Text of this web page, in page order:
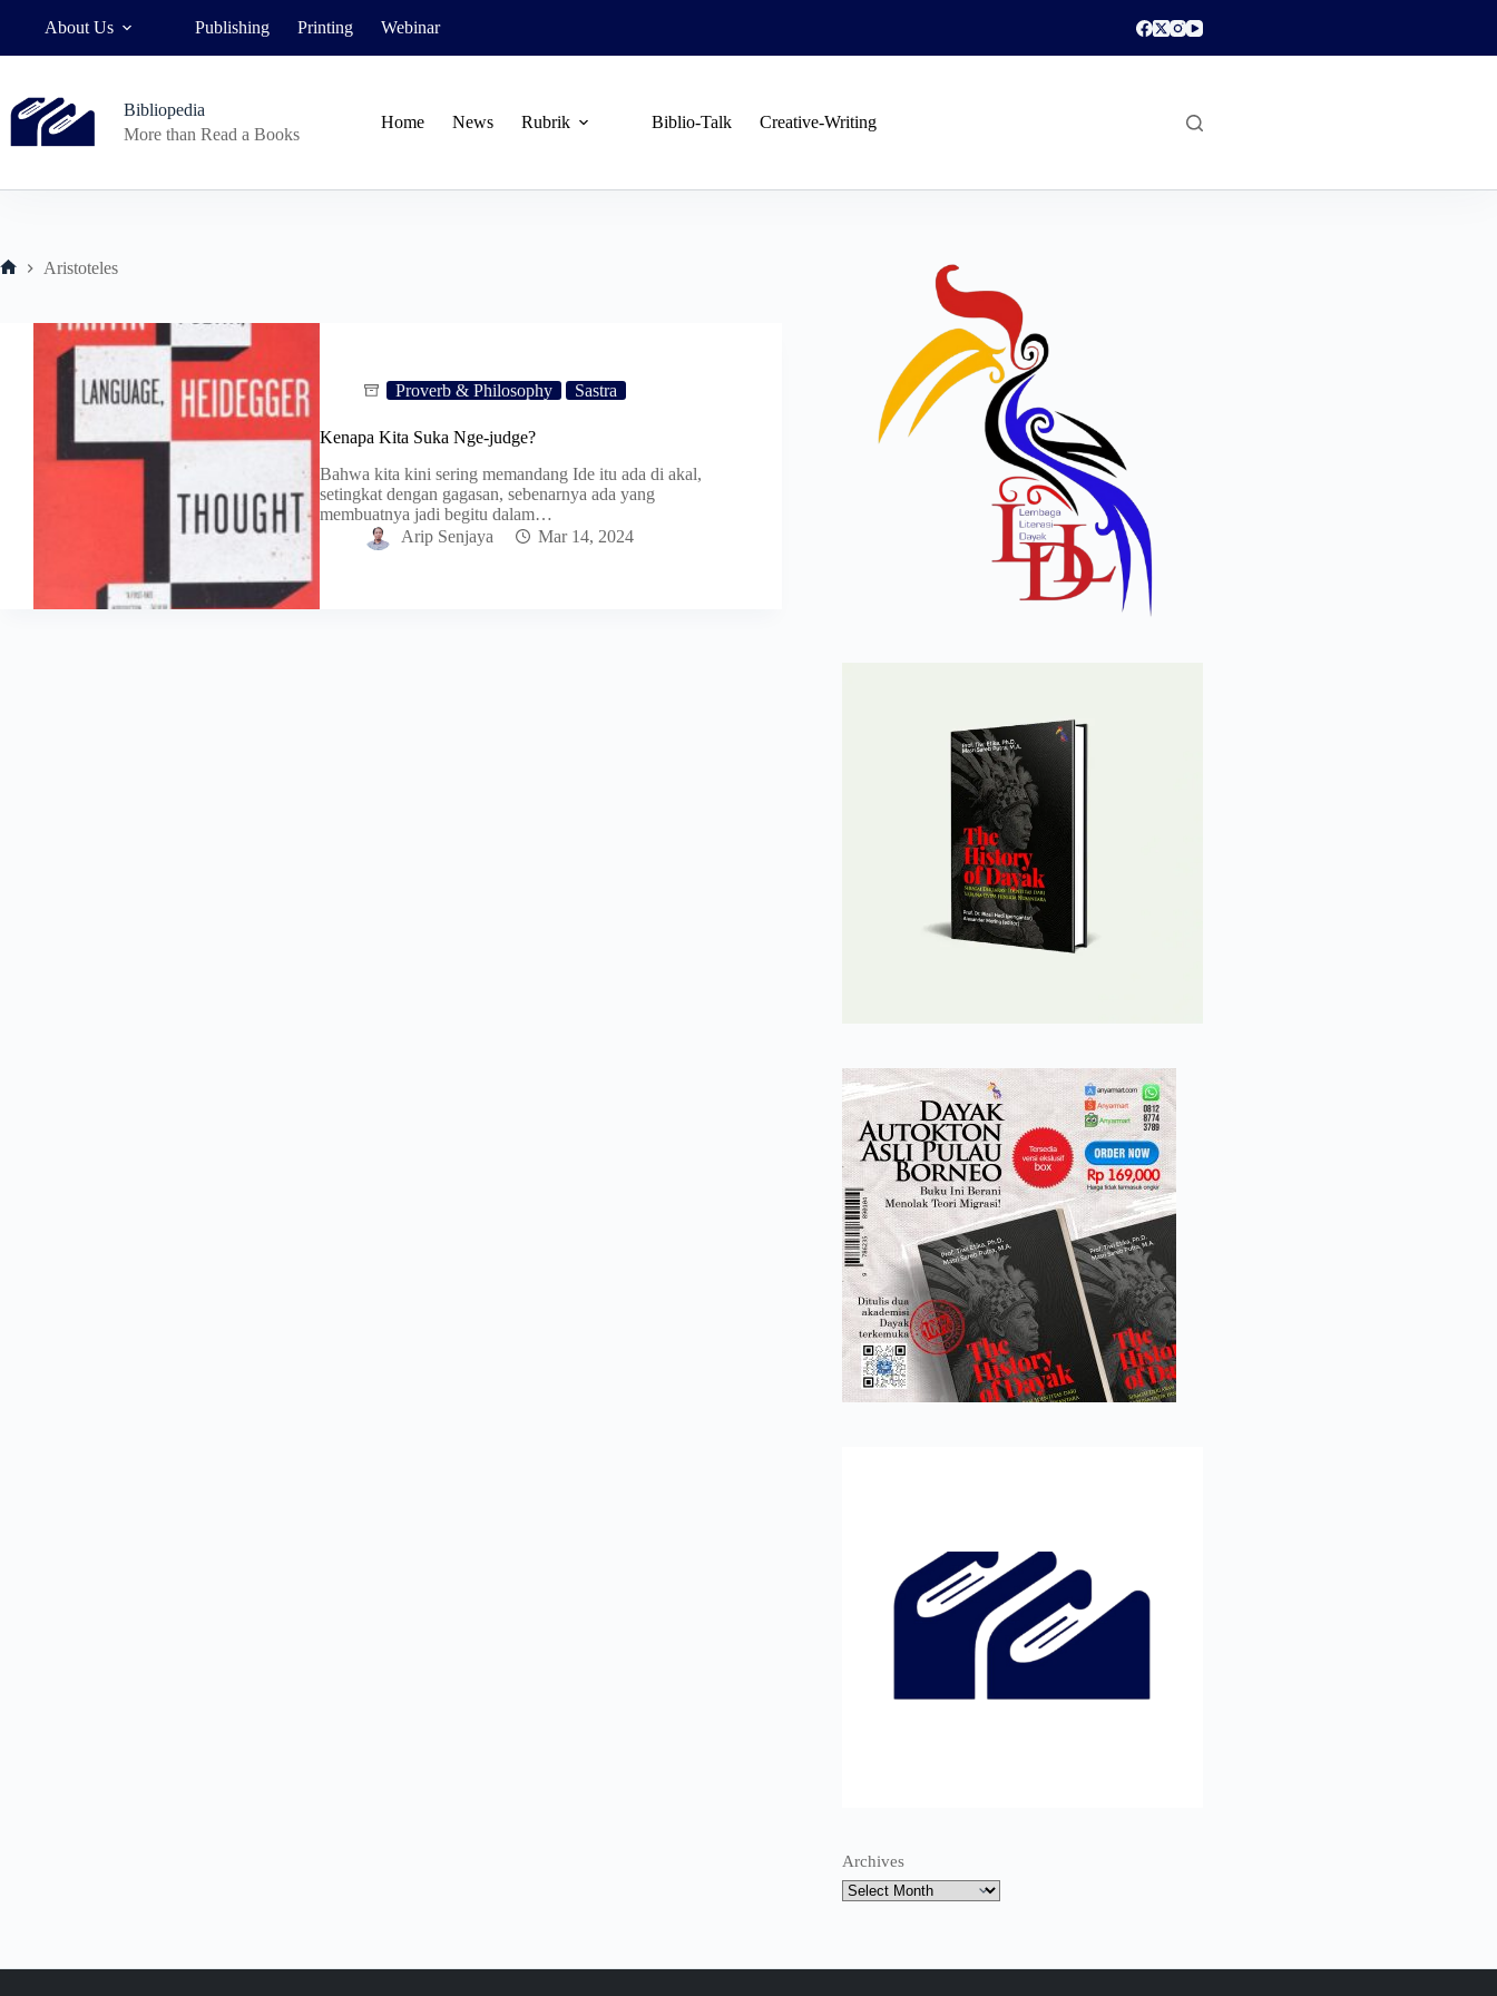
About Us Publishing Printing Webinar
Bibliopedia
More than Read a Books
Home News Rubrik Biblio-Talk Creative-Writing
Aristoteles
Proverb & Philosophy Sastra
Kenapa Kita Suka Nge-judge?
Bahwa kita kini sering memandang Ide itu ada di akal,
setingkat dengan gagasan, sebenarnya ada yang
membuatnya jadi begitu dalam…
Arip Senjaya
Mar 14, 2024
Archives